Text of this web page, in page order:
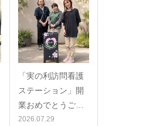
「実の利訪問看護
ステーション」開
業おめでとうご…
2026.07.29